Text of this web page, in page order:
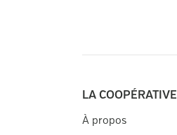
LA COOPÉRATIVE
À propos